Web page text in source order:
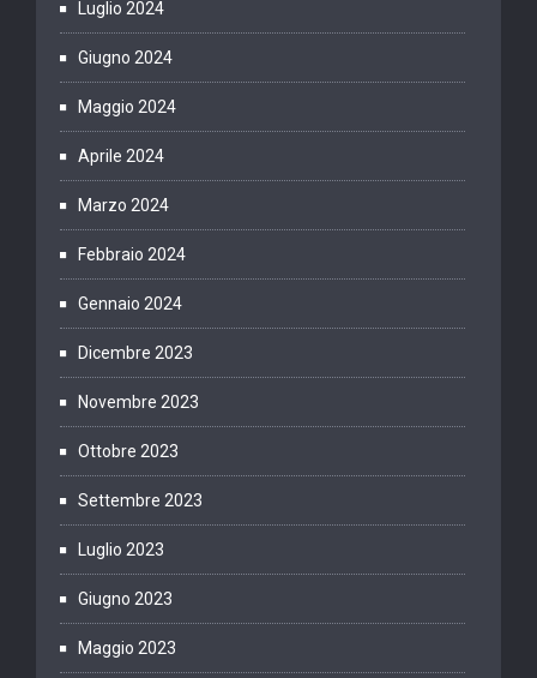
Luglio 2024
Giugno 2024
Maggio 2024
Aprile 2024
Marzo 2024
Febbraio 2024
Gennaio 2024
Dicembre 2023
Novembre 2023
Ottobre 2023
Settembre 2023
Luglio 2023
Giugno 2023
Maggio 2023